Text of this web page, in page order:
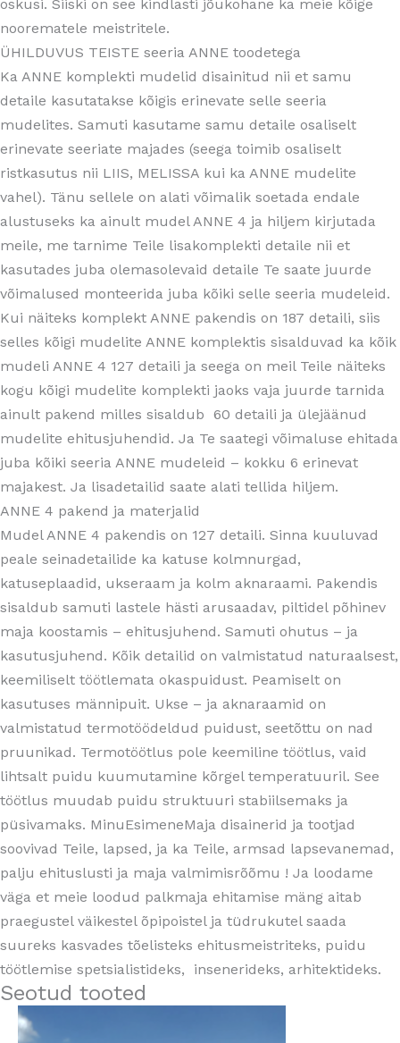
oskusi. Siiski on see kindlasti jõukohane ka meie kõige
noorematele meistritele.
ÜHILDUVUS TEISTE seeria ANNE toodetega
Ka ANNE komplekti mudelid disainitud nii et samu
detaile kasutatakse kõigis erinevate selle seeria
mudelites. Samuti kasutame samu detaile osaliselt
erinevate seeriate majades (seega toimib osaliselt
ristkasutus nii LIIS, MELISSA kui ka ANNE mudelite
vahel). Tänu sellele on alati võimalik soetada endale
alustuseks ka ainult mudel ANNE 4 ja hiljem kirjutada
meile, me tarnime Teile lisakomplekti detaile nii et
kasutades juba olemasolevaid detaile Te saate juurde
võimalused monteerida juba kõiki selle seeria mudeleid.
Kui näiteks komplekt ANNE pakendis on 187 detaili, siis
selles kõigi mudelite ANNE komplektis sisalduvad ka kõik
mudeli ANNE 4 127 detaili ja seega on meil Teile näiteks
kogu kõigi mudelite komplekti jaoks vaja juurde tarnida
ainult pakend milles sisaldub 60 detaili ja ülejäänud
mudelite ehitusjuhendid. Ja Te saategi võimaluse ehitada
juba kõiki seeria ANNE mudeleid – kokku 6 erinevat
majakest. Ja lisadetailid saate alati tellida hiljem.
ANNE 4 pakend ja materjalid
Mudel ANNE 4 pakendis on 127 detaili. Sinna kuuluvad
peale seinadetailide ka katuse kolmnurgad,
katuseplaadid, ukseraam ja kolm aknaraami. Pakendis
sisaldub samuti lastele hästi arusaadav, piltidel põhinev
maja koostamis – ehitusjuhend. Samuti ohutus – ja
kasutusjuhend. Kõik detailid on valmistatud naturaalsest,
keemiliselt töötlemata okaspuidust. Peamiselt on
kasutuses männipuit. Ukse – ja aknaraamid on
valmistatud termotöödeldud puidust, seetõttu on nad
pruunikad. Termotöötlus pole keemiline töötlus, vaid
lihtsalt puidu kuumutamine kõrgel temperatuuril. See
töötlus muudab puidu struktuuri stabiilsemaks ja
püsivamaks. MinuEsimeneMaja disainerid ja tootjad
soovivad Teile, lapsed, ja ka Teile, armsad lapsevanemad,
palju ehituslusti ja maja valmimisrõõmu ! Ja loodame
väga et meie loodud palkmaja ehitamise mäng aitab
praegustel väikestel õpipoistel ja tüdrukutel saada
suureks kasvades tõelisteks ehitusmeistriteks, puidu
töötlemise spetsialistideks, insenerideks, arhitektideks.
Seotud tooted